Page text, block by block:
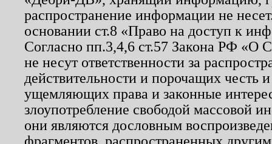
распространение информации не
основании ст.8 «Право на доступ к
Согласно пп.3,4,6 ст.57 Закона РФ «О
не несут ответственности за
действительности и порочащих честь
ущемляющих права и законные
злоупотребление свободой массовой
они являются дословным
фрагментов, распространенных